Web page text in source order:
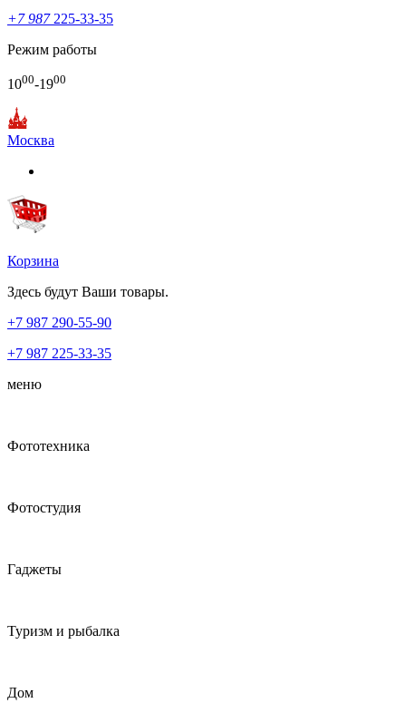
+7 987225-33-35
Режим работы
1000-1900
Москва
Корзина
Здесь будут Ваши товары.
+7 987 290-55-90
+7 987 225-33-35
меню
Фототехника
Фотостудия
Гаджеты
Туризм и рыбалка
Дом